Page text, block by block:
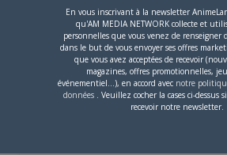
Se souvenir de moi
En vous inscrivant à la newsletter
qu'AM MEDIA NETWORK collecte et
personnelles que vous venez de renseigner
dans le but de vous envoyer ses offres
que vous avez acceptées de recevoir
magazines, offres promotionnelles,
événementiel...), en accord avec notre
données . Veuillez cocher la cases ci-dessus
recevoir notre newsletter.